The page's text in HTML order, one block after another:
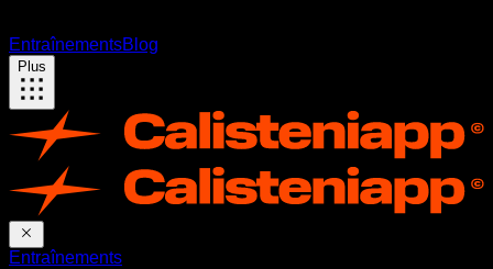
EntraînementsBlog
Plus
Entraînements